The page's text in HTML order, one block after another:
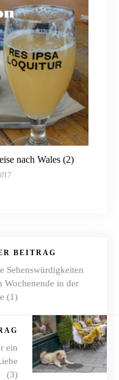
nach Wales (2)
BEITRAG
Sehenswürdigkeiten
Wochenende in der
(1)
ein
(3)